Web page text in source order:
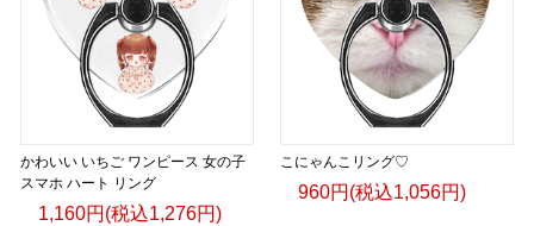
かわいい いちご ワンピース 女の子
スマホ ハート リング
1,160円(税込1,276円)
こにゃんこリング♡
960円(税込1,056円)